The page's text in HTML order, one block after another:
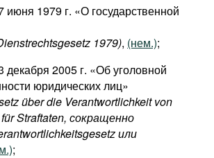
июня 1979 г. «О государственной
1979), (нем.);
декабря 2005 г. «Об уголовной
юридических лиц»
über die Verantwortlichkeit von
Straftaten, сокращенно
или
;